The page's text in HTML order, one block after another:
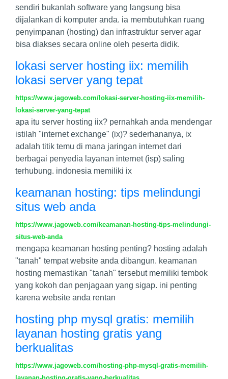
sendiri bukanlah software yang langsung bisa
dijalankan di komputer anda. ia membutuhkan ruang
penyimpanan (hosting) dan infrastruktur server agar
bisa diakses secara online oleh peserta didik.
lokasi server hosting iix: memilih
lokasi server yang tepat
https://www.jagoweb.com/lokasi-server-hosting-iix-memilih-
lokasi-server-yang-tepat
apa itu server hosting iix? pernahkah anda mendengar
istilah "internet exchange" (ix)? sederhananya, ix
adalah titik temu di mana jaringan internet dari
berbagai penyedia layanan internet (isp) saling
terhubung. indonesia memiliki ix
keamanan hosting: tips melindungi
situs web anda
https://www.jagoweb.com/keamanan-hosting-tips-melindungi-
situs-web-anda
mengapa keamanan hosting penting? hosting adalah
"tanah" tempat website anda dibangun. keamanan
hosting memastikan "tanah" tersebut memiliki tembok
yang kokoh dan penjagaan yang sigap. ini penting
karena website anda rentan
hosting php mysql gratis: memilih
layanan hosting gratis yang
berkualitas
https://www.jagoweb.com/hosting-php-mysql-gratis-memilih-